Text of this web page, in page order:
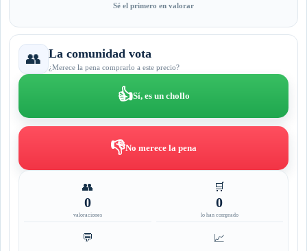
Sé el primero en valorar
👥 La comunidad vota
¿Merece la pena comprarlo a este precio?
👍Sí, es un chollo
👎No merece la pena
👥
0
valoraciones
🛒
0
lo han comprado
💬 📈